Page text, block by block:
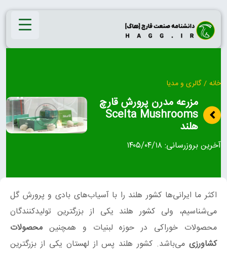
Skip
content
خانه / گالری و مدیا
مزرعه مدرن پرورش قارچ
Scelta Mushrooms
هلند
آخرین بروزرسانی:۱۴۰۵/۰۴/۱۸
اکثر ما ایرانی‌ها کشور هلند را با آسیاب‌های بادی و پرورش گل
می‌شناسیم، ولی کشور هلند یکی از بزرگترین تولیدکنندگان
محصولات خوراکی در حوزه لبنیات و همچنین محصولات
کشاورزی می‌باشد. کشور هلند پس از لهستان یکی از بزرگترین